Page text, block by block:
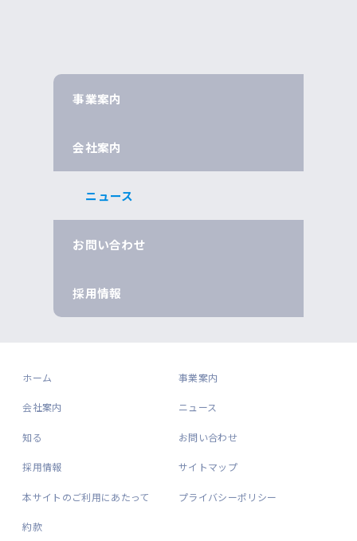
事業案内
会社案内
ニュース
お問い合わせ
採用情報
ホーム 事業案内
会社案内 ニュース
知る お問い合わせ
採用情報 サイトマップ
本サイトのご利用にあたって プライバシーポリシー
約款